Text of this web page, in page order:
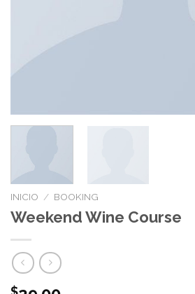
INICIO / BOOKING
Weekend Wine Course